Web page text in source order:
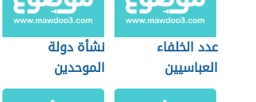
عدد الخلفاء
العباسيين
نشأة دولة
الموحدين